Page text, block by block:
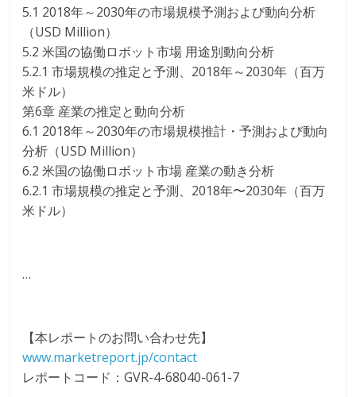
5.1 2018年～2030年の市場規模予測および動向分析
（USD Million）
5.2 米国の協働ロボット市場 用途別動向分析
5.2.1 市場規模の推定と予測、2018年～2030年（百万
米ドル）
第6章 産業の推定と動向分析
6.1 2018年～2030年の市場規模推計・予測および動向
分析（USD Million）
6.2 米国の協働ロボット市場 産業の動き分析
6.2.1 市場規模の推定と予測、2018年〜2030年（百万
米ドル）
…
【本レポートのお問い合わせ先】
www.marketreport.jp/contact
レポートコード：GVR-4-68040-061-7